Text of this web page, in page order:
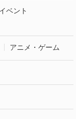
ベント
アニメ・ゲーム